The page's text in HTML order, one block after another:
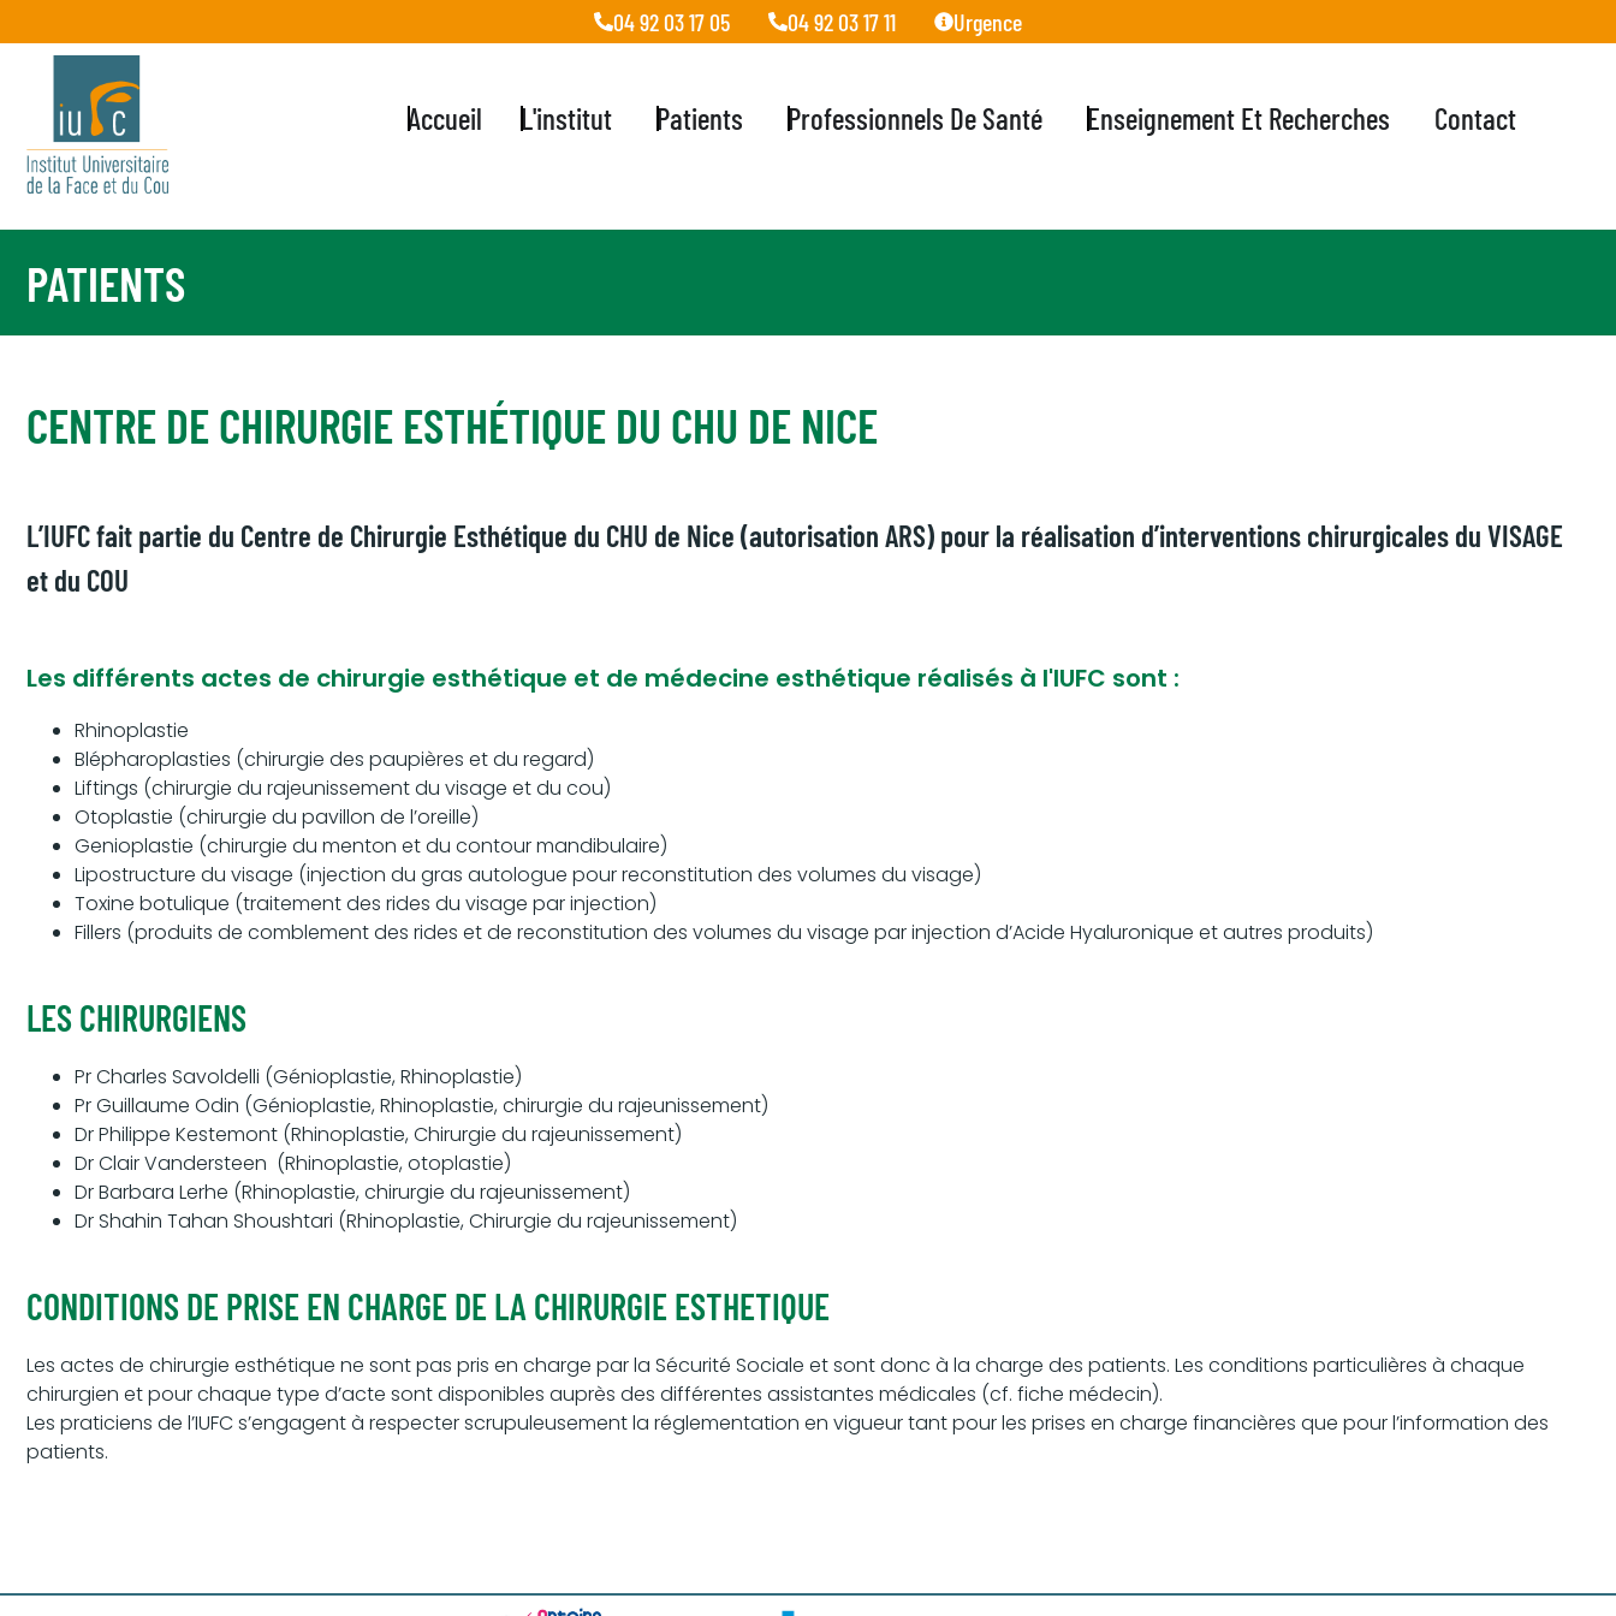
04 92 03 17 05 04 92 03 17 11 Urgence
Accueil L'institut Patients Professionnels De Santé Enseignement Et Recherches Contact
PATIENTS
CENTRE DE CHIRURGIE ESTHÉTIQUE DU CHU DE NICE
L’IUFC fait partie du Centre de Chirurgie Esthétique du CHU de Nice (autorisation ARS) pour la réalisation d’interventions chirurgicales du VISAGE
et du COU
Les différents actes de chirurgie esthétique et de médecine esthétique réalisés à l'IUFC sont :
Rhinoplastie
Blépharoplasties (chirurgie des paupières et du regard)
Liftings (chirurgie du rajeunissement du visage et du cou)
Otoplastie (chirurgie du pavillon de l’oreille)
Genioplastie (chirurgie du menton et du contour mandibulaire)
Lipostructure du visage (injection du gras autologue pour reconstitution des volumes du visage)
Toxine botulique (traitement des rides du visage par injection)
Fillers (produits de comblement des rides et de reconstitution des volumes du visage par injection d’Acide Hyaluronique et autres produits)
LES CHIRURGIENS
Pr Charles Savoldelli (Génioplastie, Rhinoplastie)
Pr Guillaume Odin (Génioplastie, Rhinoplastie, chirurgie du rajeunissement)
Dr Philippe Kestemont (Rhinoplastie, Chirurgie du rajeunissement)
Dr Clair Vandersteen (Rhinoplastie, otoplastie)
Dr Barbara Lerhe (Rhinoplastie, chirurgie du rajeunissement)
Dr Shahin Tahan Shoushtari (Rhinoplastie, Chirurgie du rajeunissement)
CONDITIONS DE PRISE EN CHARGE DE LA CHIRURGIE ESTHETIQUE
Les actes de chirurgie esthétique ne sont pas pris en charge par la Sécurité Sociale et sont donc à la charge des patients. Les conditions particulières à chaque
chirurgien et pour chaque type d’acte sont disponibles auprès des différentes assistantes médicales (cf. fiche médecin).
Les praticiens de l’IUFC s’engagent à respecter scrupuleusement la réglementation en vigueur tant pour les prises en charge financières que pour l’information des
patients.